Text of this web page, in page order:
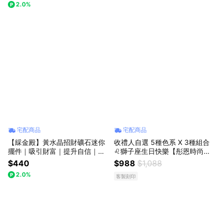
親節禮物
2.0%
宅配商品
【綵金殿】黃水晶招財礦石迷你
擺件｜吸引財富｜提升自信｜禮
物｜送禮｜生日｜生日禮物｜交
換禮物
$440
2.0%
宅配商品
收禮人自選 5種色系 X 3種組合
♌獅子座生日快樂【彤恩時尚】
水泥柴犬🐶開運禮盒 🎁可雷射雕
刻 『LINE禮物獨家組合/收禮者
自選規格』 生日禮物 情人節禮
$988 $1,088
客製刻印